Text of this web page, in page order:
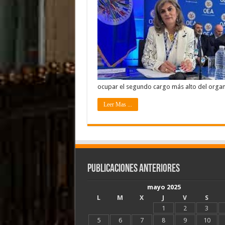
ocupar el segundo cargo más alto del
Leer Mas ...
Publicaciones Anteriores
mayo 2025
L
M X J V
S
1
2
3
5
6 7 8 9 10